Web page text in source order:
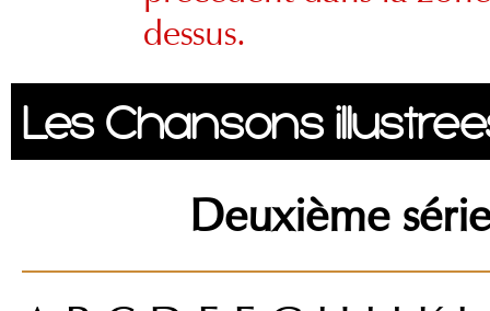
dessus.
Les Chansons
Deuxième